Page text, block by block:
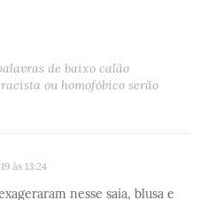
de baixo calão
ou homofóbico serão
às 13:24
nesse saia, blusa e